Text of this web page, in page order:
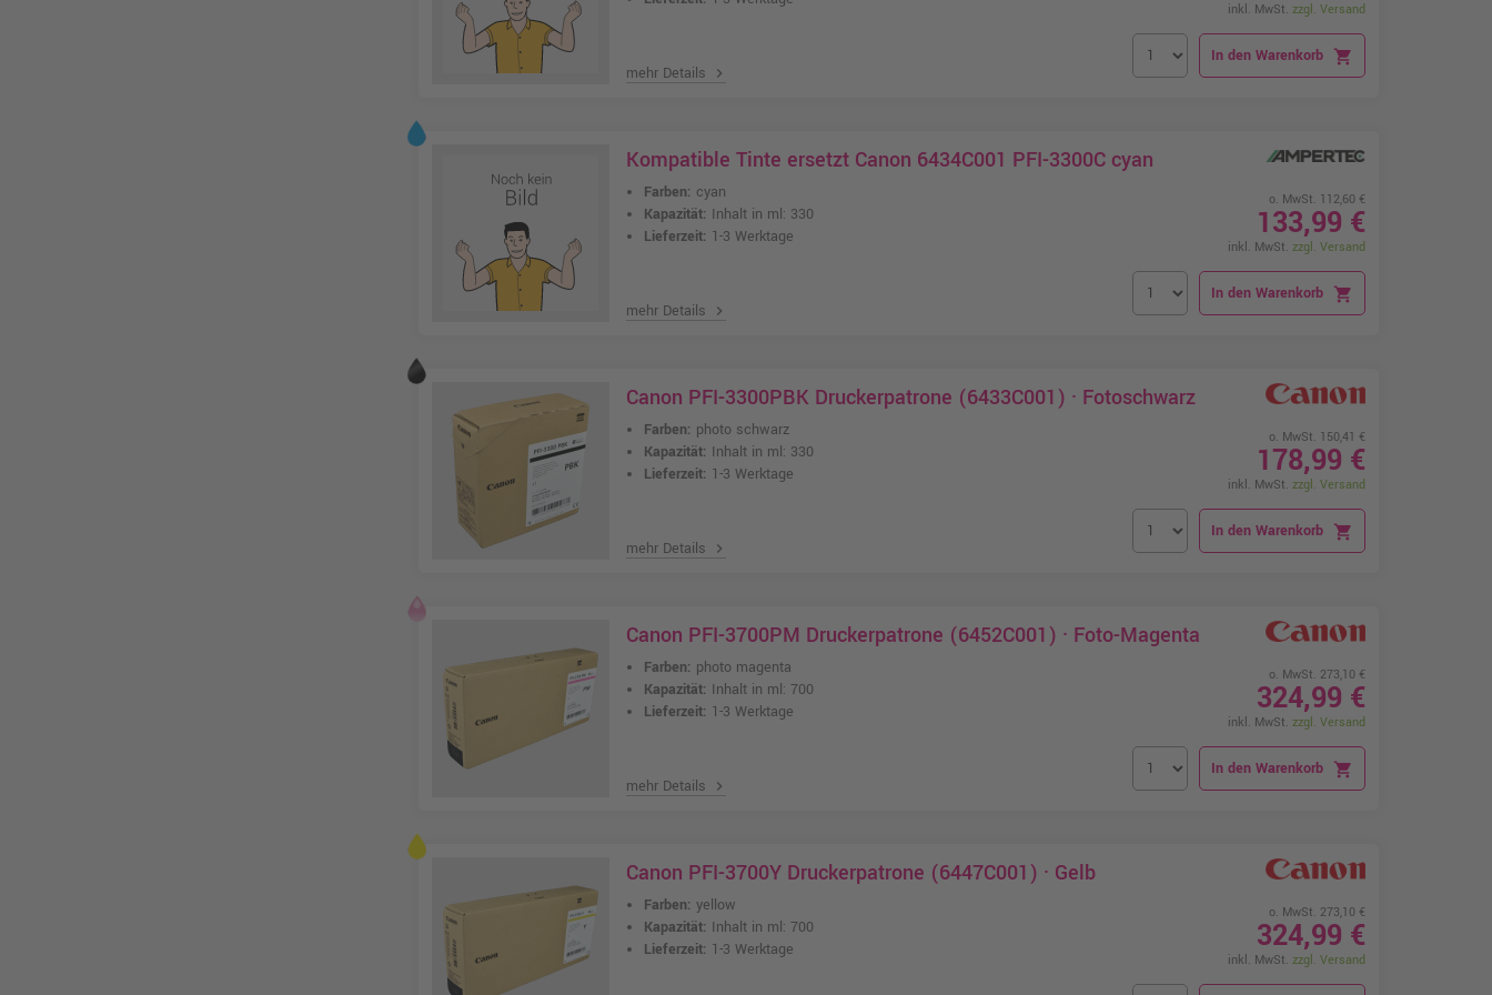
mehr Details chevron_right
inkl. MwSt. zzgl. Versand
In den Warenkorb shopping_cart
Kompatible Tinte ersetzt Canon 6434C001 PFI-3300C cyan
Farben: cyan
Kapazität: Inhalt in ml: 330
Lieferzeit: 1-3 Werktage
mehr Details chevron_right
o. MwSt. 112,60 €
133,99 €
inkl. MwSt. zzgl. Versand
In den Warenkorb shopping_cart
Canon PFI-3300PBK Druckerpatrone (6433C001) · Fotoschwarz
Farben: photo schwarz
Kapazität: Inhalt in ml: 330
Lieferzeit: 1-3 Werktage
mehr Details chevron_right
o. MwSt. 150,41 €
178,99 €
inkl. MwSt. zzgl. Versand
In den Warenkorb shopping_cart
Canon PFI-3700PM Druckerpatrone (6452C001) · Foto-Magenta
Farben: photo magenta
Kapazität: Inhalt in ml: 700
Lieferzeit: 1-3 Werktage
mehr Details chevron_right
o. MwSt. 273,10 €
324,99 €
inkl. MwSt. zzgl. Versand
In den Warenkorb shopping_cart
Canon PFI-3700Y Druckerpatrone (6447C001) · Gelb
Farben: yellow
Kapazität: Inhalt in ml: 700
Lieferzeit: 1-3 Werktage
o. MwSt. 273,10 €
324,99 €
inkl. MwSt. zzgl. Versand